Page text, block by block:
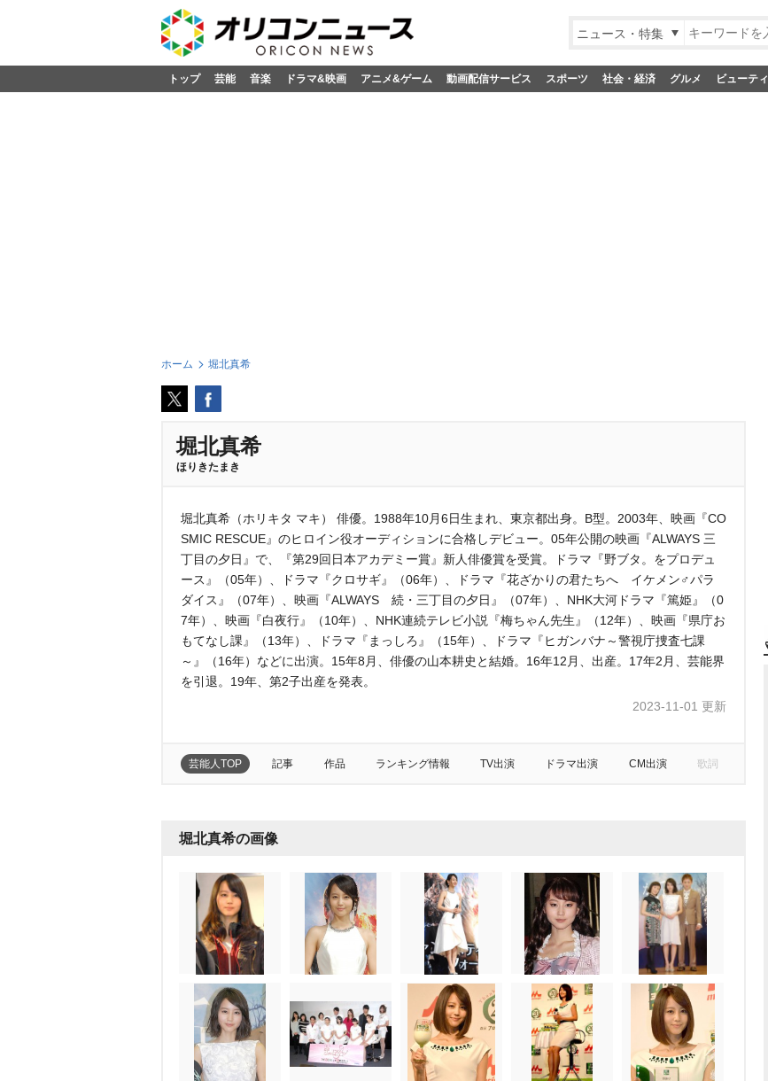
ニュース・特集
トップ 芸能 音楽 ドラマ&映画 アニメ&ゲーム 動画配信サービス スポーツ 社会・経済 グルメ ビューティ
ホーム 堀北真希
堀北真希
ほりきたまき
堀北真希（ホリキタ マキ） 俳優。1988年10月6日生まれ、東京都出身。B型。2003年、映画『CO
SMIC RESCUE』のヒロイン役オーディションに合格しデビュー。05年公開の映画『ALWAYS 三
丁目の夕日』で、『第29回日本アカデミー賞』新人俳優賞を受賞。ドラマ『野ブタ。をプロデュ
ース』（05年）、ドラマ『クロサギ』（06年）、ドラマ『花ざかりの君たちへ イケメン♂パラ
ダイス』（07年）、映画『ALWAYS 続・三丁目の夕日』（07年）、NHK大河ドラマ『篤姫』（0
7年）、映画『白夜行』（10年）、NHK連続テレビ小説『梅ちゃん先生』（12年）、映画『県庁お
もてなし課』（13年）、ドラマ『まっしろ』（15年）、ドラマ『ヒガンバナ～警視庁捜査七課
～』（16年）などに出演。15年8月、俳優の山本耕史と結婚。16年12月、出産。17年2月、芸能界
を引退。19年、第2子出産を発表。
2023-11-01 更新
芸能人TOP 記事 作品 ランキング情報 TV出演 ドラマ出演 CM出演 歌詞
堀北真希の画像